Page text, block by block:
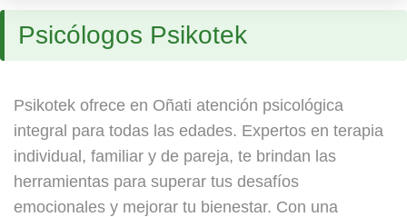
Psicólogos Psikotek
Psikotek ofrece en Oñati atención psicológica
integral para todas las edades. Expertos en terapia
individual, familiar y de pareja, te brindan las
herramientas para superar tus desafíos
emocionales y mejorar tu bienestar. Con una